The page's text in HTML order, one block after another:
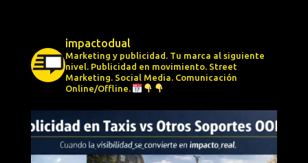
impactodual
Marketing y publicidad. Tu marca al siguiente
nivel. Publicidad en movimiento. Street
Marketing. Social Media. Comunicación
Online/Offline.